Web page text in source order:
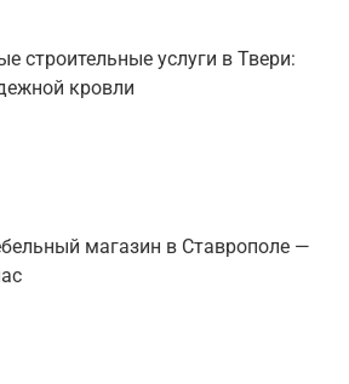
строительные услуги в Твери:
кровли
магазин в Ставрополе —